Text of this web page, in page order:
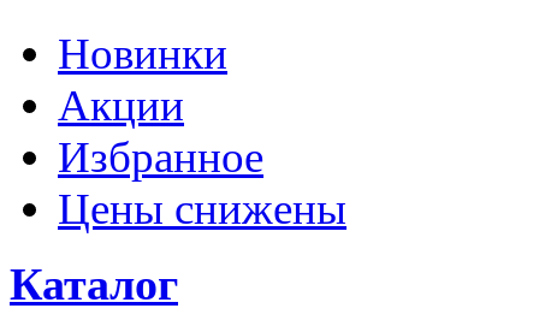
Новинки
Акции
Избранное
Цены снижены
Каталог